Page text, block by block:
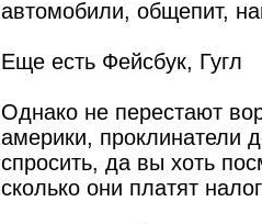
автомобили, общепит,
Еще есть Фейсбук, Гугл
Однако не перестают
америки, проклинатели
спросить, да вы хоть
сколько они платят